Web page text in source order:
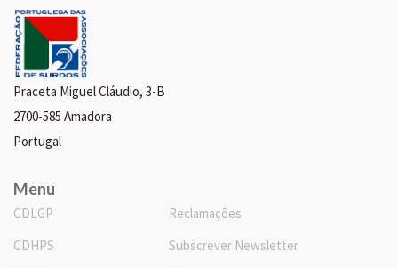
Praceta Miguel Cláudio, 3-B
2700-585 Amadora
Portugal
Menu
CDLGP
CDHPS
Reclamações
Subscrever Newsletter